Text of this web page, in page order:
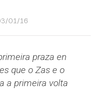
01/16
praza en
que o Zas e o
a primeira volta